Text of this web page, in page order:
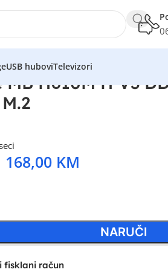
USB huboviTelevizori
H610M H V3
168,00 KM
NARUČI
fisklani račun